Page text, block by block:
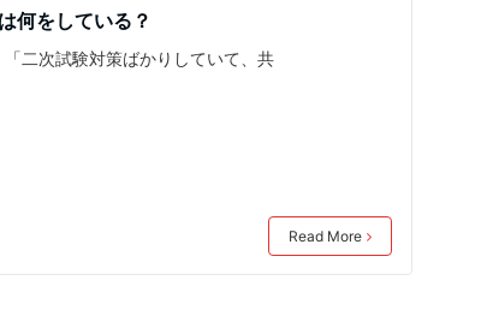
何をしている？
二次試験対策ばかりしていて、共
Read More